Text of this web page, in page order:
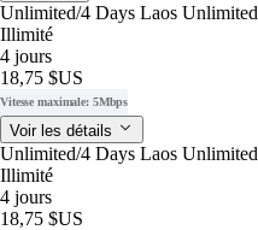
Unlimited/4 Days Laos Unlimited
Illimité
4 jours
18,75 $US
Vitesse maximale: 5Mbps
Voir les détails
Unlimited/4 Days Laos Unlimited
Illimité
4 jours
18,75 $US